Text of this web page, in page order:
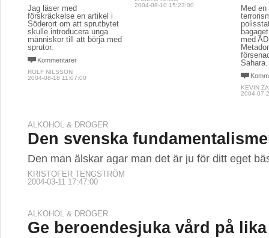
Jag läser med
förskräckelse en artikel i
Söderort om att sprutbytet
skulle introducera unga
människor till att börja med
sprutor.
Kommentarer
ROLF NILSSON
2004-08-18 11:07:00
2004-08-10 15:23:00
Med
med
Sahara.
KEVIN
2004-07-
ALKOHOL & DROGER
Den svenska
Den man älskar agar man det är ju för ditt eget
KRISTOFER TENGSTRÖM
2004-03-11 17:47:00
ALKOHOL & DROGER
Ge beroendesjuka vård på